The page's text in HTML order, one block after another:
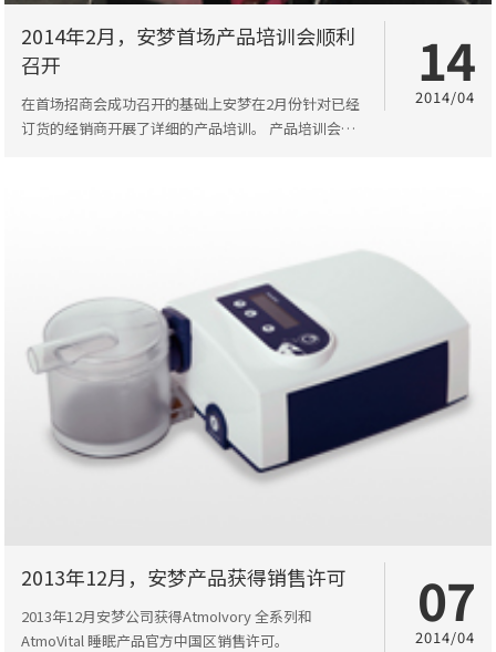
2014年2月，安梦首场产品培训会顺利
召开
在首场招商会成功召开的基础上安梦在2月份针对已经
订货的经销商开展了详细的产品培训。 产品培训会为
14
2014/04
2013年12月，安梦产品获得销售许可
2013年12月安梦公司获得AtmoIvory 全系列和
AtmoVital 睡眠产品官方中国区销售许可。
07
2014/04